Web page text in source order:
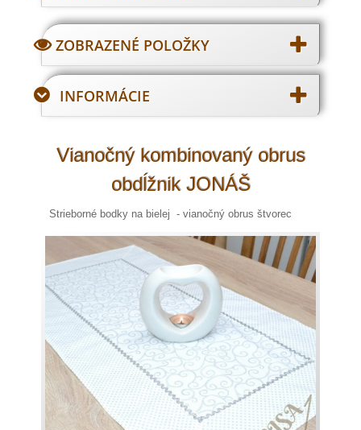
ZOBRAZENÉ POLOŽKY
INFORMÁCIE
Vianočný kombinovaný obrus
obdĺžnik JONÁŠ
Strieborné bodky na bielej - vianočný obrus štvorec